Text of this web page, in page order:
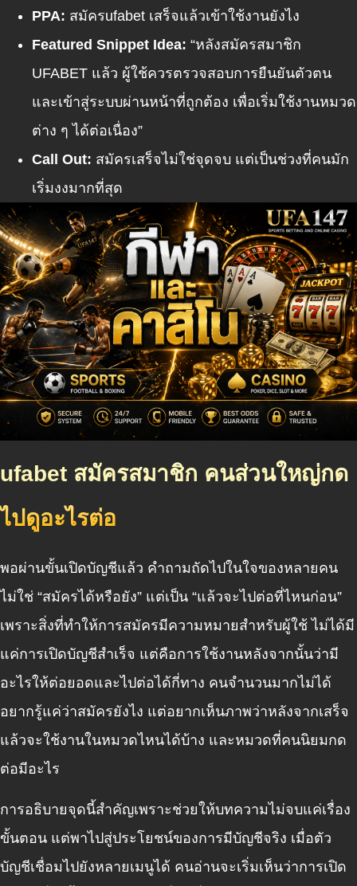
PPA: สมัครufabet เสร็จแล้วเข้าใช้งานยังไง
Featured Snippet Idea: “หลังสมัครสมาชิก
UFABET แล้ว ผู้ใช้ควรตรวจสอบการยืนยันตัวตน
และเข้าสู่ระบบผ่านหน้าที่ถูกต้อง เพื่อเริ่มใช้งานหมวด
ต่าง ๆ ได้ต่อเนื่อง”
Call Out: สมัครเสร็จไม่ใช่จุดจบ แต่เป็นช่วงที่คนมัก
เริ่มงงมากที่สุด
ufabet สมัครสมาชิก คนส่วนใหญ่กด
ไปดูอะไรต่อ
พอผ่านขั้นเปิดบัญชีแล้ว คำถามถัดไปในใจของหลายคน
ไม่ใช่ “สมัครได้หรือยัง” แต่เป็น “แล้วจะไปต่อที่ไหนก่อน”
เพราะสิ่งที่ทำให้การสมัครมีความหมายสำหรับผู้ใช้ ไม่ได้มี
แค่การเปิดบัญชีสำเร็จ แต่คือการใช้งานหลังจากนั้นว่ามี
อะไรให้ต่อยอดและไปต่อได้กี่ทาง คนจำนวนมากไม่ได้
อยากรู้แค่ว่าสมัครยังไง แต่อยากเห็นภาพว่าหลังจากเสร็จ
แล้วจะใช้งานในหมวดไหนได้บ้าง และหมวดที่คนนิยมกด
ต่อมีอะไร
การอธิบายจุดนี้สำคัญเพราะช่วยให้บทความไม่จบแค่เรื่อง
ขั้นตอน แต่พาไปสู่ประโยชน์ของการมีบัญชีจริง เมื่อตัว
บัญชีเชื่อมไปยังหลายเมนูได้ คนอ่านจะเริ่มเห็นว่าการเปิด